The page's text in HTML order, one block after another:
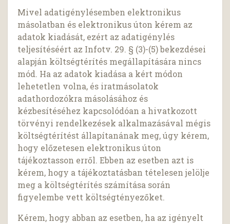
Mivel adatigénylésemben elektronikus
másolatban és elektronikus úton kérem az
adatok kiadását, ezért az adatigénylés
teljesítéséért az Infotv. 29. § (3)-(5) bekezdései
alapján költségtérítés megállapítására nincs
mód. Ha az adatok kiadása a kért módon
lehetetlen volna, és iratmásolatok
adathordozókra másolásához és
kézbesítéséhez kapcsolódóan a hivatkozott
törvényi rendelkezések alkalmazásával mégis
költségtérítést állapítanának meg, úgy kérem,
hogy előzetesen elektronikus úton
tájékoztasson erről. Ebben az esetben azt is
kérem, hogy a tájékoztatásban tételesen jelölje
meg a költségtérítés számítása során
figyelembe vett költségtényezőket.
Kérem, hogy abban az esetben, ha az igényelt